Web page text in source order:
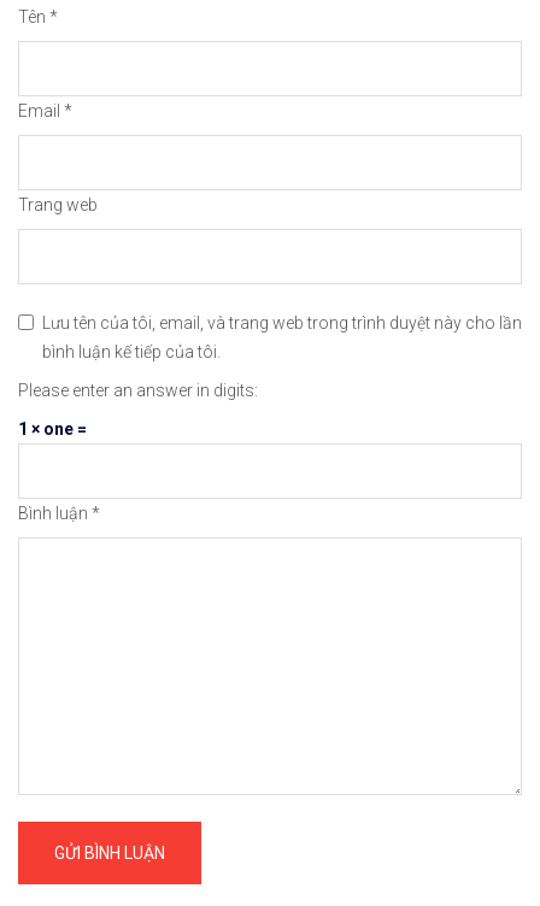
Bạn cũng có thể tham khảo thêm nhiều sàn
Đừng quên chia sẻ bài viết 09/11/2020: XAUUSD
✅𝘔ở 𝘵à𝘪 𝘬𝘩𝘰ả𝘯 𝘵𝘳ê𝘯 𝘴à𝘯 𝘐𝘊𝘔𝘢𝘳𝘬𝘦𝘵𝘴 𝘯ổ𝘪 𝘵𝘪ế𝘯𝘨
Tên *
Email *
Trang web
Lưu tên của tôi, email, và trang web trong trình duyệt này cho lần
bình luận kế tiếp của tôi.
Please enter an answer in digits:
1 × one =
Bình luận *